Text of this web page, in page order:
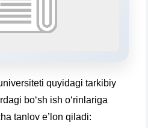
quyidagi tarkibiy
bo‘sh ish o‘rinlariga
tanlov e’lon qiladi:
✉️ Adminga yozish